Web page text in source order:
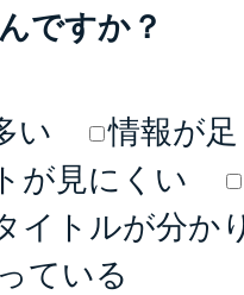
ですか？
い
情報が
が見にくい
イトルが分か
ている